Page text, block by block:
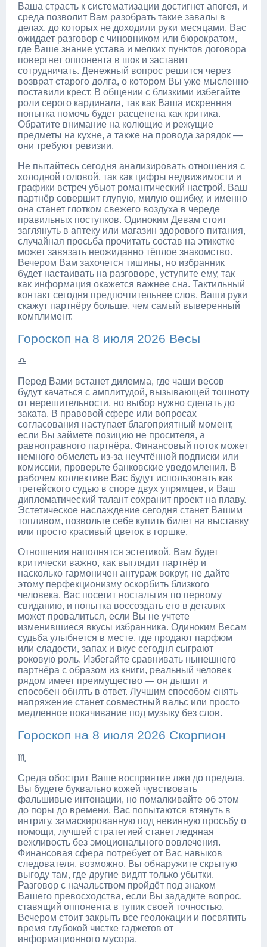
Ваша страсть к систематизации достигнет апогея, и
среда позволит Вам разобрать такие завалы в
делах, до которых не доходили руки месяцами. Вас
ожидает разговор с чиновником или бюрократом,
где Ваше знание устава и мелких пунктов договора
повергнет оппонента в шок и заставит
сотрудничать. Денежный вопрос решится через
возврат старого долга, о котором Вы уже мысленно
поставили крест. В общении с близкими избегайте
роли серого кардинала, так как Ваша искренняя
попытка помочь будет расценена как критика.
Обратите внимание на колющие и режущие
предметы на кухне, а также на провода зарядок —
они требуют ревизии.
Не пытайтесь сегодня анализировать отношения с
холодной головой, так как цифры недвижимости и
графики встреч убьют романтический настрой. Ваш
партнёр совершит глупую, милую ошибку, и именно
она станет глотком свежего воздуха в череде
правильных поступков. Одиноким Девам стоит
заглянуть в аптеку или магазин здорового питания,
случайная просьба прочитать состав на этикетке
может завязать неожиданно тёплое знакомство.
Вечером Вам захочется тишины, но избранник
будет настаивать на разговоре, уступите ему, так
как информация окажется важнее сна. Тактильный
контакт сегодня предпочтительнее слов, Ваши руки
скажут партнёру больше, чем самый выверенный
комплимент.
Гороскоп на 8 июля 2026 Весы
♎
Перед Вами встанет дилемма, где чаши весов
будут качаться с амплитудой, вызывающей тошноту
от нерешительности, но выбор нужно сделать до
заката. В правовой сфере или вопросах
согласования наступает благоприятный момент,
если Вы займете позицию не просителя, а
равноправного партнёра. Финансовый поток может
немного обмелеть из-за неучтённой подписки или
комиссии, проверьте банковские уведомления. В
рабочем коллективе Вас будут использовать как
третейского судью в споре двух упрямцев, и Ваш
дипломатический талант сохранит проект на плаву.
Эстетическое наслаждение сегодня станет Вашим
топливом, позвольте себе купить билет на выставку
или просто красивый цветок в горшке.
Отношения наполнятся эстетикой, Вам будет
критически важно, как выглядит партнёр и
насколько гармоничен антураж вокруг, не дайте
этому перфекционизму оскорбить близкого
человека. Вас посетит ностальгия по первому
свиданию, и попытка воссоздать его в деталях
может провалиться, если Вы не учтете
изменившиеся вкусы избранника. Одиноким Весам
судьба улыбнется в месте, где продают парфюм
или сладости, запах и вкус сегодня сыграют
роковую роль. Избегайте сравнивать нынешнего
партнёра с образом из книги, реальный человек
рядом имеет преимущество — он дышит и
способен обнять в ответ. Лучшим способом снять
напряжение станет совместный вальс или просто
медленное покачивание под музыку без слов.
Гороскоп на 8 июля 2026 Скорпион
♏
Среда обострит Ваше восприятие лжи до предела,
Вы будете буквально кожей чувствовать
фальшивые интонации, но помалкивайте об этом
до поры до времени. Вас попытаются втянуть в
интригу, замаскированную под невинную просьбу о
помощи, лучшей стратегией станет ледяная
вежливость без эмоционального вовлечения.
Финансовая сфера потребует от Вас навыков
следователя, возможно, Вы обнаружите скрытую
выгоду там, где другие видят только убытки.
Разговор с начальством пройдёт под знаком
Вашего превосходства, если Вы зададите вопрос,
ставящий оппонента в тупик своей точностью.
Вечером стоит закрыть все геолокации и посвятить
время глубокой чистке гаджетов от
информационного мусора.